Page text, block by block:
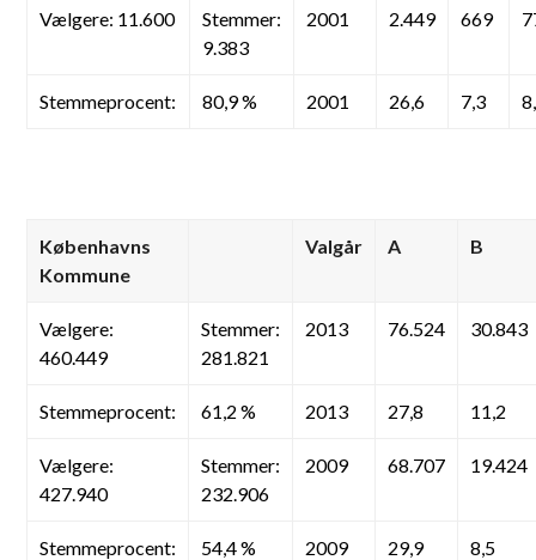
Vælgere: 11.600
Stemmer:
9.383
2001 2.449 669
Stemmeprocent: 80,9 % 2001 26,6 7,3
Københavns
Kommune
Valgår A B
Vælgere:
460.449
Stemmer:
281.821
2013 76.524 30.843
Stemmeprocent: 61,2 % 2013 27,8 11,2
Vælgere:
427.940
Stemmer:
232.906
2009 68.707 19.424
Stemmeprocent: 54,4 % 2009 29,9 8,5